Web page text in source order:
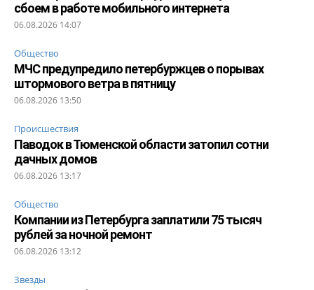
сбоем в работе мобильного интернета
06.08.2026 14:07
Общество
МЧС предупредило петербуржцев о порывах
штормового ветра в пятницу
06.08.2026 13:50
Происшествия
Паводок в Тюменской области затопил сотни
дачных домов
06.08.2026 13:17
Общество
Компании из Петербурга заплатили 75 тысяч
рублей за ночной ремонт
06.08.2026 13:12
Звезды